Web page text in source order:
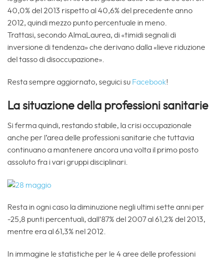
40,0% del 2013 rispetto al 40,6% del precedente anno
2012, quindi mezzo punto percentuale in meno.
Trattasi, secondo AlmaLaurea, di «timidi segnali di
inversione di tendenza» che derivano dalla «lieve riduzione
del tasso di disoccupazione».
Resta sempre aggiornato, seguici su Facebook!
La situazione della professioni sanitarie
Si ferma quindi, restando stabile, la crisi occupazionale
anche per l’area delle professioni sanitarie che tuttavia
continuano a mantenere ancora una volta il primo posto
assoluto fra i vari gruppi disciplinari.
Resta in ogni caso la diminuzione negli ultimi sette anni per
-25,8 punti percentuali, dall’87% del 2007 al 61,2% del 2013,
mentre era al 61,3% nel 2012.
In immagine le statistiche per le 4 aree delle professioni